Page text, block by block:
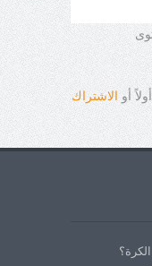
أولاً أو
الاشتراك